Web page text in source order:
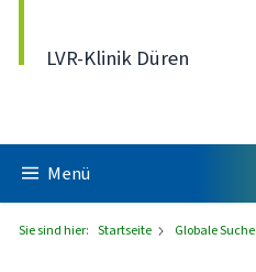
LVR-Klinik Düren
Menü
Sie sind hier: Startseite Globale Suche